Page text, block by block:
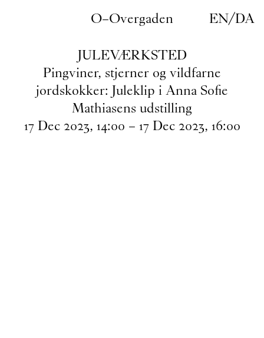
O–Overgaden EN/DA
JULEVÆRKSTED
Pingviner, stjerner og vildfarne
jordskokker: Juleklip i Anna Sofie
Mathiasens udstilling
17 Dec 2023, 14:00 – 17 Dec 2023, 16:00